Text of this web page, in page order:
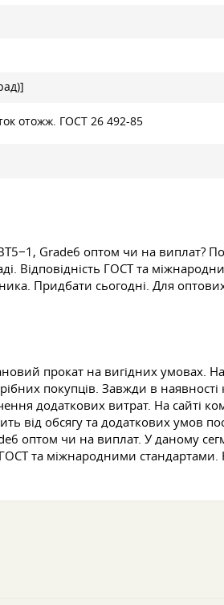
отожж. ГОСТ 26 492-85
Grade6 оптом чи на виплат?
Відповідність ГОСТ та
Придбати сьогодні. Для
прокат на вигідних умовах.
покупців. Завжди в
додаткових витрат. На сайті
від обсягу та додаткових умов
оптом чи на виплат. У даному
ГОСТ та міжнародними